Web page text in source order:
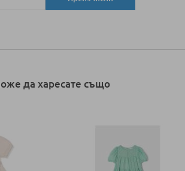
да харесате също